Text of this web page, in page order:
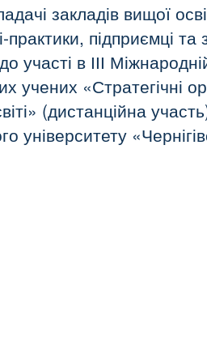
закладів вищої
підприємці та
участі в ІІІ
учених «Стратегічні
(дистанційна
університету